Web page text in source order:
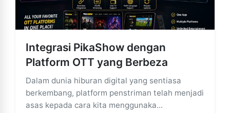
Integrasi PikaShow dengan
Platform OTT yang Berbeza
Dalam dunia hiburan digital yang sentiasa
berkembang, platform penstriman telah menjadi
asas kepada cara kita menggunaka...